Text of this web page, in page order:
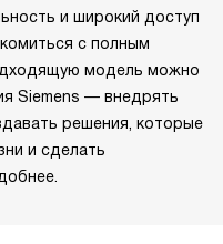
и широкий доступ
с полным
модель можно
Siemens — внедрять
решения, которые
и сделать